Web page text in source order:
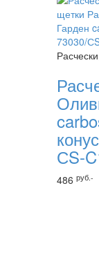
СS-
486 руб.-